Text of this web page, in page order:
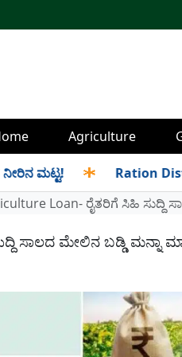
Agriculture
✱ Ration
Loan- ರೈತರಿಗೆ ಸಿಹಿ ಸುದ್ದಿ
ಸಾಲದ ಮೇಲಿನ ಬಡ್ಡಿ ಮನ್ನಾ